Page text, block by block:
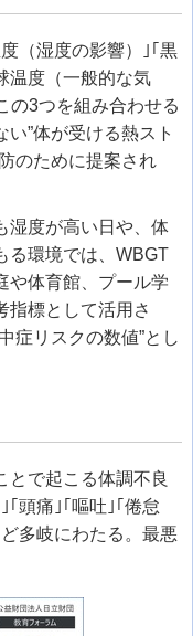
（湿度の影響）｣｢黒
温度（一般的な気
の3つを組み合わせる
”体が受ける熱スト
のために提案され
湿度が高い日や、体
る環境では、WBGT
や体育館、プール学
指標として活用さ
症リスクの数値”とし
とで起こる体調不良
｢頭痛｣｢嘔吐｣｢倦怠
多岐にわたる。最悪